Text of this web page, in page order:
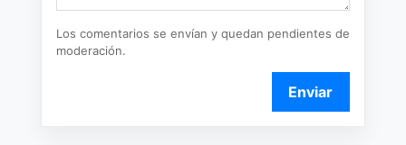
Los comentarios se envían y quedan pendientes de
moderación.
Enviar